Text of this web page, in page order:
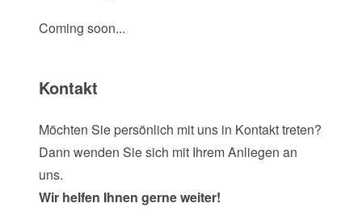
Coming soon...
Kontakt
Möchten Sie persönlich mit uns in Kontakt treten?
Dann wenden Sie sich mit Ihrem Anliegen an
uns.
Wir helfen Ihnen gerne weiter!